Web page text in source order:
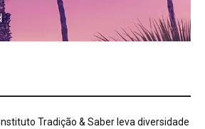
Instituto Tradição & Saber leva diversidade